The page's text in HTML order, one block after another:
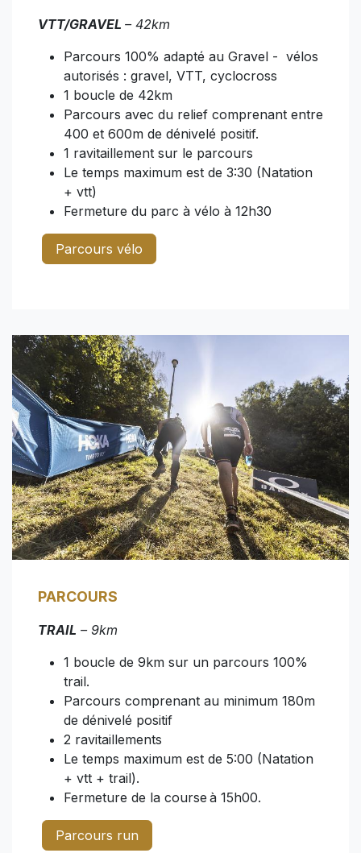
VTT/GRAVEL – 42km
Parcours 100% adapté au Gravel - vélos
autorisés : gravel, VTT, cyclocross
1 boucle de 42km
Parcours avec du relief comprenant entre
400 et 600m de dénivelé positif.
1 ravitaillement sur le parcours
Le temps maximum est de 3:30 (Natation
+ vtt)
Fermeture du parc à vélo à 12h30
Parcours vélo
PARCOURS
TRAIL – 9km
1 boucle de 9km sur un parcours 100%
trail.
Parcours comprenant au minimum 180m
de dénivelé positif
2 ravitaillements
Le temps maximum est de 5:00 (Natation
+ vtt + trail).
Fermeture de la course à 15h00.
Parcours run